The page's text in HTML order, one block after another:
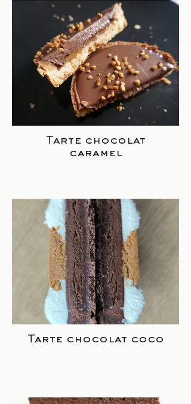
Tarte chocolat
caramel
Tarte chocolat coco